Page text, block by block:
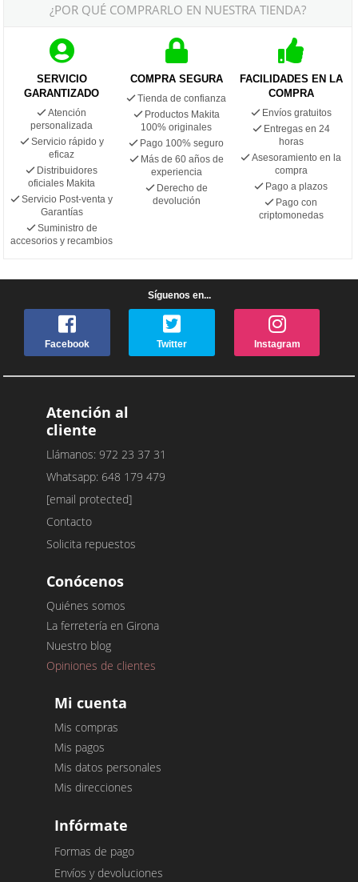
¿POR QUÉ COMPRARLO EN NUESTRA TIENDA?
SERVICIO
GARANTIZADO
Atención
personalizada
Servicio rápido y
eficaz
Distribuidores
oficiales Makita
Servicio Post-venta y
Garantías
Suministro de
accesorios y recambios
COMPRA SEGURA
Tienda de confianza
Productos Makita
100% originales
Pago 100% seguro
Más de 60 años de
experiencia
Derecho de
devolución
FACILIDADES EN LA
COMPRA
Envíos gratuitos
Entregas en 24
horas
Asesoramiento en la
compra
Pago a plazos
Pago con
criptomonedas
Síguenos en...
Facebook Twitter Instagram
Atención al
cliente
Llámanos: 972 23 37 31
Whatsapp: 648 179 479
[email protected]
Contacto
Solicita repuestos
Conócenos
Quiénes somos
La ferretería en Girona
Nuestro blog
Opiniones de clientes
Mi cuenta
Mis compras
Mis pagos
Mis datos personales
Mis direcciones
Infórmate
Formas de pago
Envíos y devoluciones